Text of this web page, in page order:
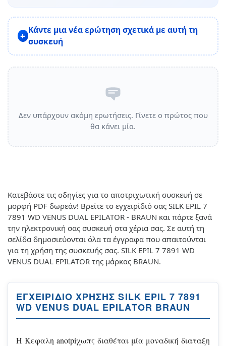
Κάντε μια νέα ερώτηση σχετικά με αυτή τη
συσκευή
Δεν υπάρχουν ακόμη ερωτήσεις. Γίνετε ο πρώτος που
θα κάνει μία.
Κατεβάστε τις οδηγίες για το αποτριχωτική συσκευή σε
μορφή PDF δωρεάν! Βρείτε το εγχειρίδιό σας SILK EPIL 7
7891 WD VENUS DUAL EPILATOR - BRAUN και πάρτε ξανά
την ηλεκτρονική σας συσκευή στα χέρια σας. Σε αυτή τη
σελίδα δημοσιεύονται όλα τα έγγραφα που απαιτούνται
για τη χρήση της συσκευής σας. SILK EPIL 7 7891 WD
VENUS DUAL EPILATOR της μάρκας BRAUN.
ΕΓΧΕΙΡΊΔΙΟ ΧΡΉΣΗΣ SILK EPIL 7 7891
WD VENUS DUAL EPILATOR BRAUN
H Kεφαλη anotpiχωπς διαθέται μία μοναδική διαταξη